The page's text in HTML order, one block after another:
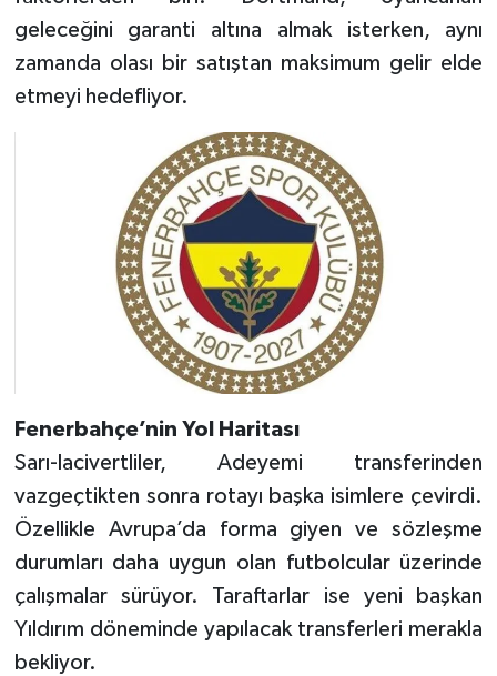
geleceğini garanti altına almak isterken, aynı
zamanda olası bir satıştan maksimum gelir elde
etmeyi hedefliyor.
Fenerbahçe’nin Yol Haritası
Sarı-lacivertliler, Adeyemi transferinden
vazgeçtikten sonra rotayı başka isimlere çevirdi.
Özellikle Avrupa’da forma giyen ve sözleşme
durumları daha uygun olan futbolcular üzerinde
çalışmalar sürüyor. Taraftarlar ise yeni başkan
Yıldırım döneminde yapılacak transferleri merakla
bekliyor.